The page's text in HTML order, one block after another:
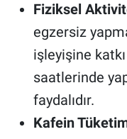
Fiziksel
egzersiz
işleyişine
saatlerinde
faydalıdır.
Kafein